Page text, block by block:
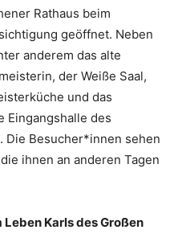
Rathaus beim
geöffnet. Neben
anderem das alte
der Weiße Saal,
und das
Eingangshalle des
Die Besucher*innen sehen
ihnen an anderen Tagen
Karls des Großen